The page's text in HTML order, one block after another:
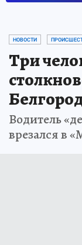
НОВОСТИ
Три
Водитель
врезался в